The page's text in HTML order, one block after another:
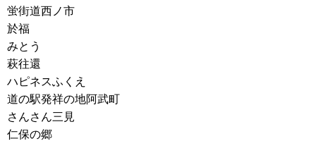
蛍街道西ノ市
於福
みとう
萩往還
ハピネスふくえ
道の駅発祥の地阿武町
さんさん三見
仁保の郷